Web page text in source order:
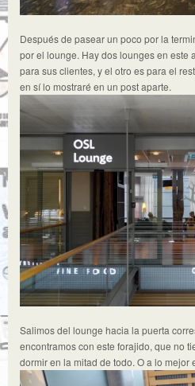
Después de pasear un poco por la
por el lounge. Hay dos lounges en este
para sus clientes, y el otro es para el
en sí lo mostraré en un post aparte.
Salimos del lounge hacia la puerta
encontramos con este forajido, que no
dormir en la mitad de todo. O a lo mejor